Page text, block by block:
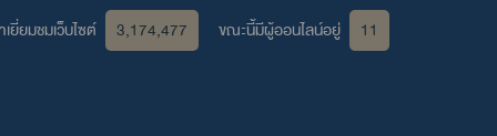
เยี่ยมชมเว็บไซต์ 3,174,477 ขณะนี้มีผู้ออนไลน์อยู่ 11